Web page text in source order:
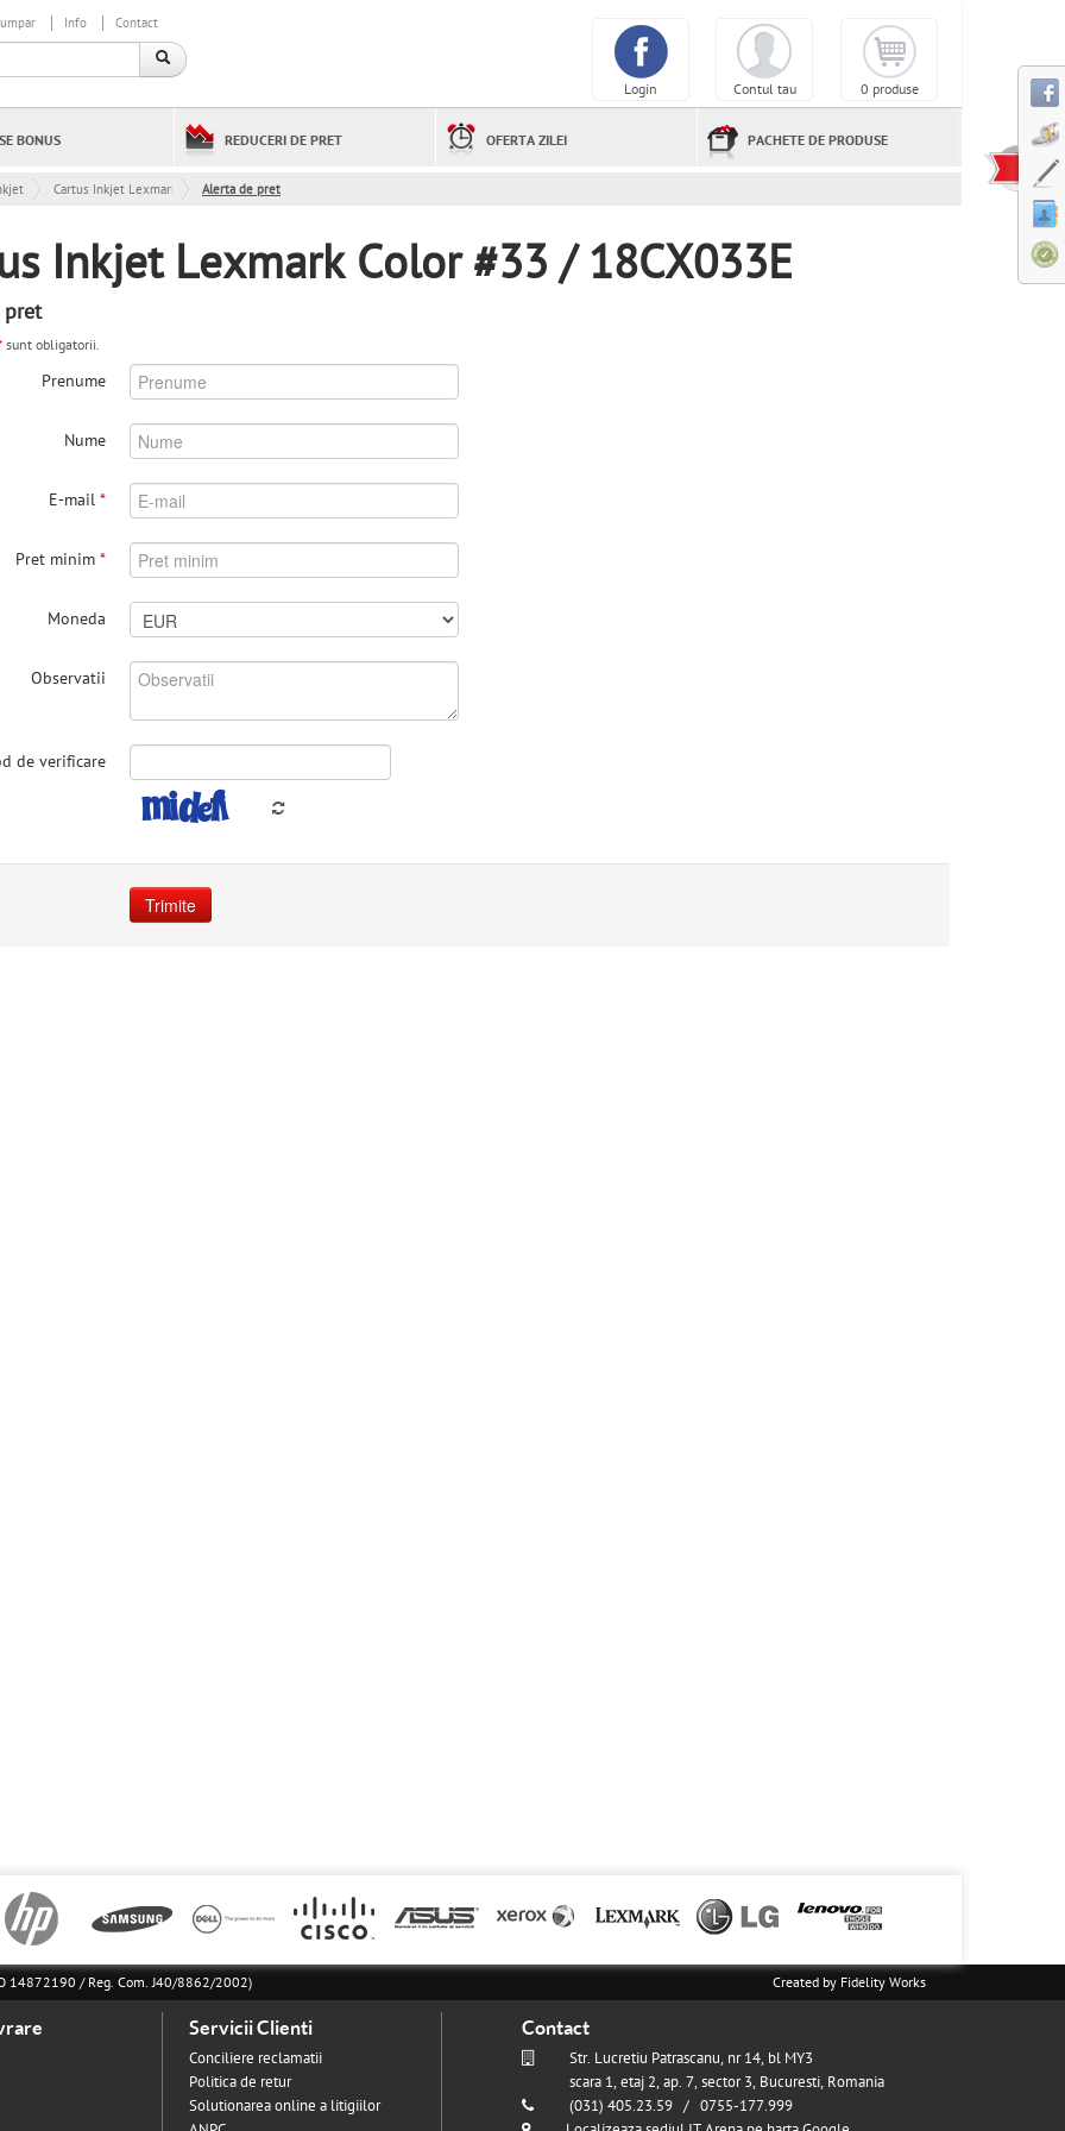
Info Contact
0 produse
Contul tau
Login
BONUS REDUCERI DE PRET OFERTA ZILEI PACHETE DE PRODUSE
Cartus Inkjet Lexmark Color #33 / 18CX033E
Alerta de pret
Inkjet Lexmark Color #33 / 18CX033E
pret
sunt obligatorii.
Prenume
Nume
E-mail *
Pret minim *
Moneda
Observatii
de verificare
Trimite
14872190 / Reg. Com. J40/8862/2002) Created by Fidelity Works
Servicii Clienti
Conciliere reclamatii
Politica de retur
Solutionarea online a litigiilor
Contact
Str. Lucretiu Patrascanu, nr 14, bl MY3
scara 1, etaj 2, ap. 7, sector 3, Bucuresti, Romania
(031) 405.23.59 / 0755-177.999